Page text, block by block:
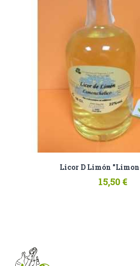
Licor D Limón
15,50 €